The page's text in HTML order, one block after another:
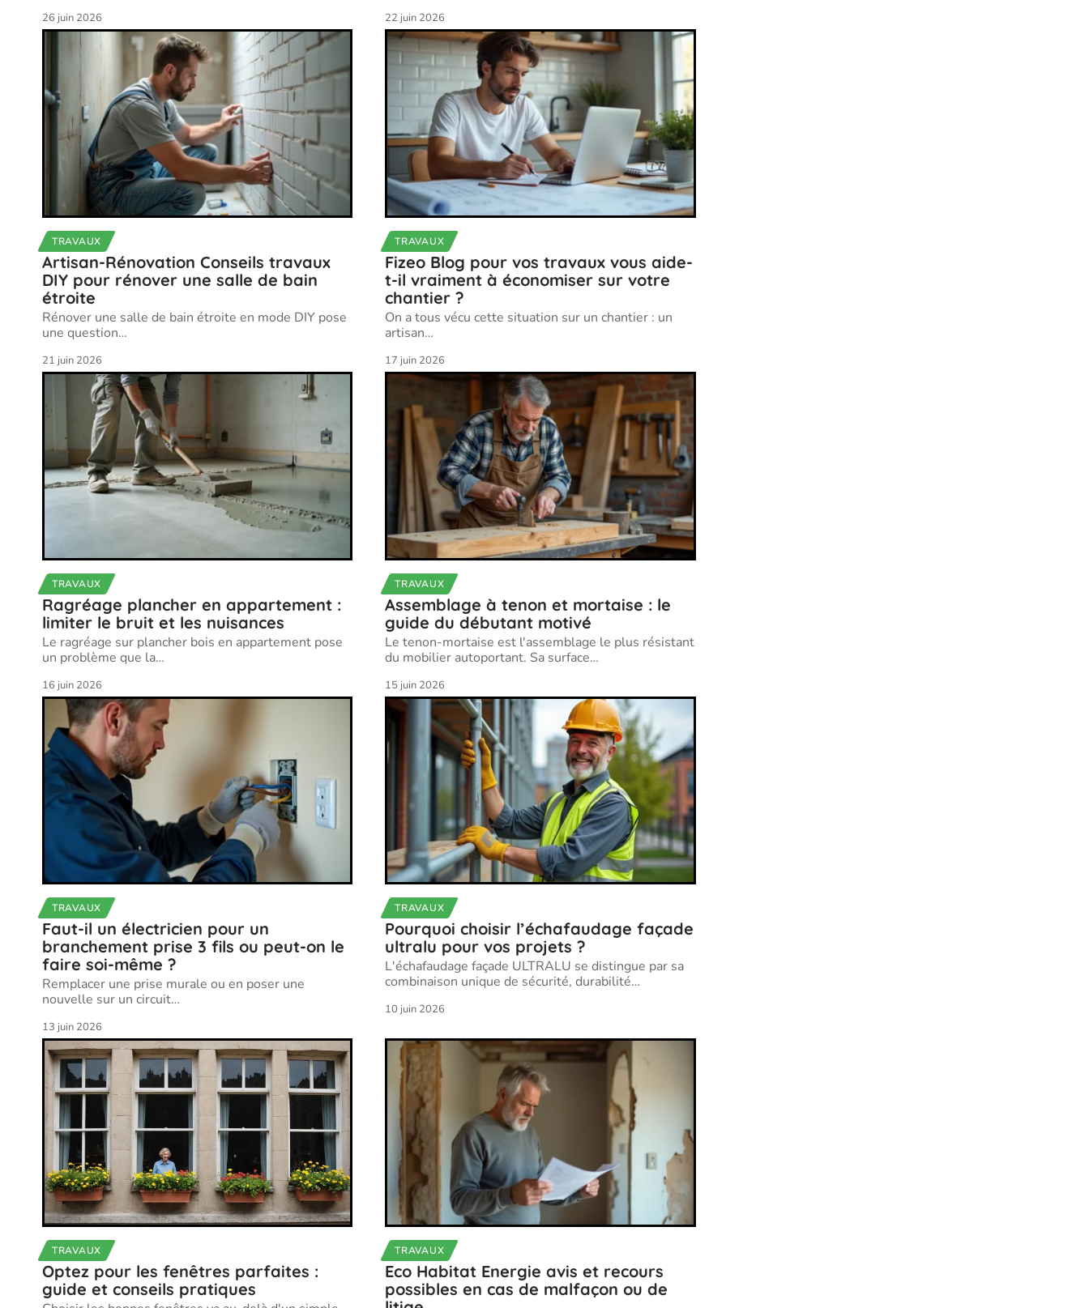
26 juin 2026 22 juin 2026
TRAVAUX
Artisan-Rénovation Conseils travaux
DIY pour rénover une salle de bain
étroite
Rénover une salle de bain étroite en mode DIY pose
une question…
21 juin 2026
TRAVAUX
Fizeo Blog pour vos travaux vous aide-
t-il vraiment à économiser sur votre
chantier ?
On a tous vécu cette situation sur un chantier : un
artisan…
17 juin 2026
TRAVAUX
Ragréage plancher en appartement :
limiter le bruit et les nuisances
Le ragréage sur plancher bois en appartement pose
un problème que la…
16 juin 2026
TRAVAUX
Assemblage à tenon et mortaise : le
guide du débutant motivé
Le tenon-mortaise est l'assemblage le plus résistant
du mobilier autoportant. Sa surface…
15 juin 2026
TRAVAUX
Faut-il un électricien pour un
branchement prise 3 fils ou peut-on le
faire soi-même ?
Remplacer une prise murale ou en poser une
nouvelle sur un circuit…
13 juin 2026
TRAVAUX
Pourquoi choisir l’échafaudage façade
ultralu pour vos projets ?
L'échafaudage façade ULTRALU se distingue par sa
combinaison unique de sécurité, durabilité…
10 juin 2026
TRAVAUX
Optez pour les fenêtres parfaites :
guide et conseils pratiques
TRAVAUX
Eco Habitat Energie avis et recours
possibles en cas de malfaçon ou de